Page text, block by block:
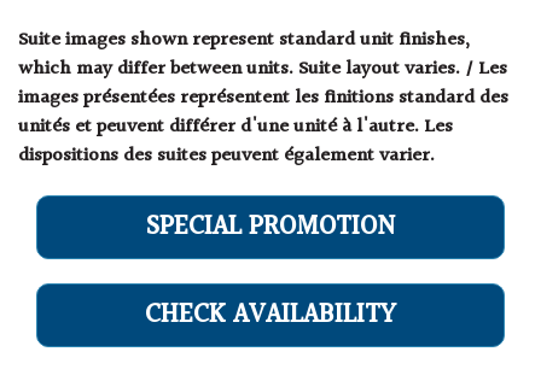
Suite images shown represent standard unit finishes,
which may differ between units. Suite layout varies. / Les
images présentées représentent les finitions standard des
unités et peuvent différer d'une unité à l'autre. Les
dispositions des suites peuvent également varier.
SPECIAL PROMOTION
CHECK AVAILABILITY